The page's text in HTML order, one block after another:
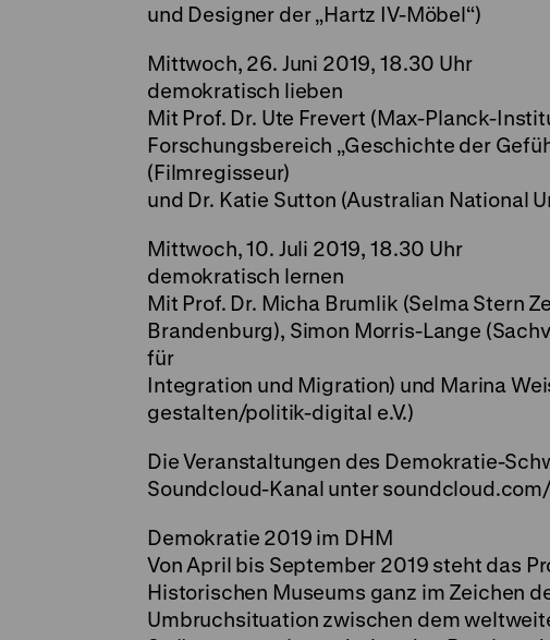
und Designer der „Hartz IV-Möbel“)
Mittwoch, 26. Juni 2019, 18.30 Uhr
demokratisch lieben
Mit Prof. Dr. Ute Frevert (Max-Planck-
Forschungsbereich „Geschichte der
(Filmregisseur)
und Dr. Katie Sutton (Australian National
Mittwoch, 10. Juli 2019, 18.30 Uhr
demokratisch lernen
Mit Prof. Dr. Micha Brumlik (Selma Stern
Brandenburg), Simon Morris-Lange
für
Integration und Migration) und Marina
gestalten/politik-digital e.V.)
Die Veranstaltungen des Demokratie-
Soundcloud-Kanal unter
Demokratie 2019 im DHM
Von April bis September 2019 steht das
Historischen Museums ganz im Zeichen
Umbruchsituation zwischen dem